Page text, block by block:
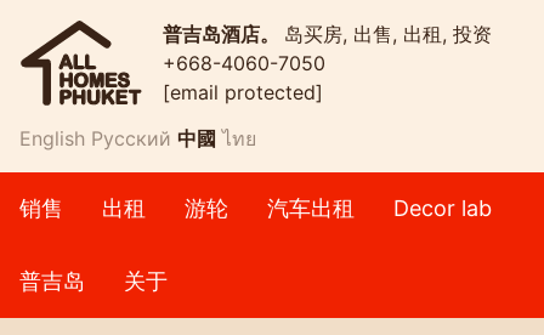
普吉岛酒店。 岛买房, 出售, 出租, 投资
+668-4060-7050
[email protected]
English Русский 中國 ไทย
销售 出租 游轮 汽车出租 Decor lab
普吉岛 关于